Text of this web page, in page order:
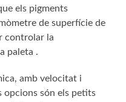
els pigments
de superfície de
controlar la
paleta .
amb velocitat i
opcions són els petits